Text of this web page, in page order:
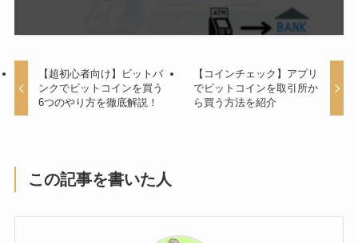
【超初心者向け】ビットバ
ンクでビットコインを買う
6つのやり方を徹底解説！
【コインチェック】アプリ
でビットコインを取引所か
ら買う方法を紹介
この記事を書いた人